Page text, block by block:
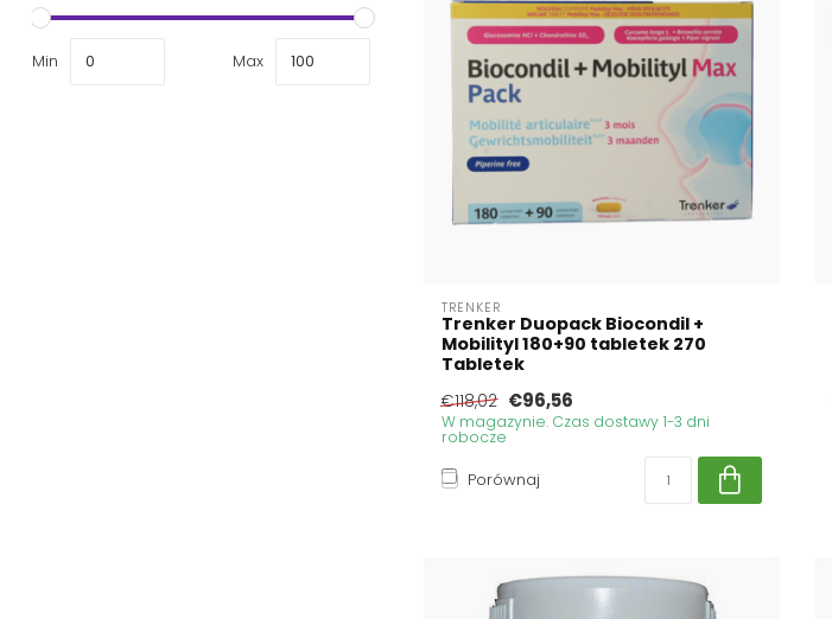
Min Max
TRENKER
Trenker Duopack Biocondil +
Mobilityl 180+90 tabletek 270
Tabletek
€118,02 €96,56
W magazynie. Czas dostawy 1-3 dni
robocze
Porównaj